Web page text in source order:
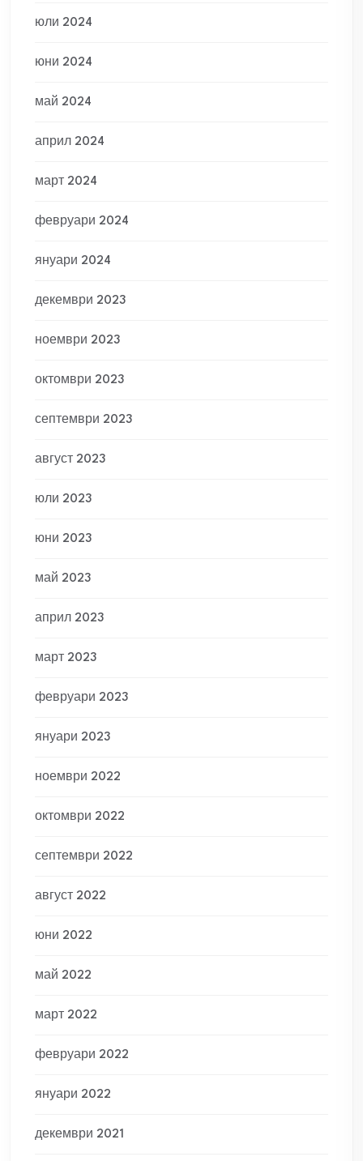
юли 2024
юни 2024
май 2024
април 2024
март 2024
февруари 2024
януари 2024
декември 2023
ноември 2023
октомври 2023
септември 2023
август 2023
юли 2023
юни 2023
май 2023
април 2023
март 2023
февруари 2023
януари 2023
ноември 2022
октомври 2022
септември 2022
август 2022
юни 2022
май 2022
март 2022
февруари 2022
януари 2022
декември 2021